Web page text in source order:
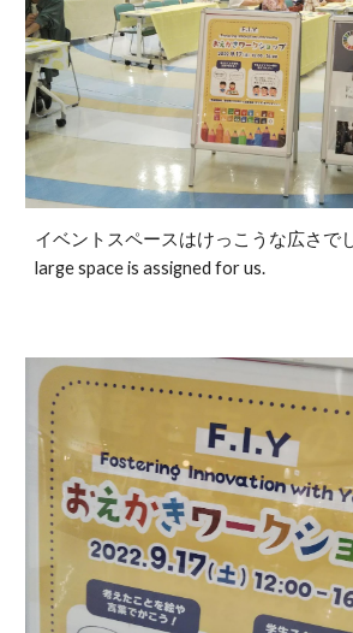
イベントスペースはけっこうな広さで
large space is assigned for us.